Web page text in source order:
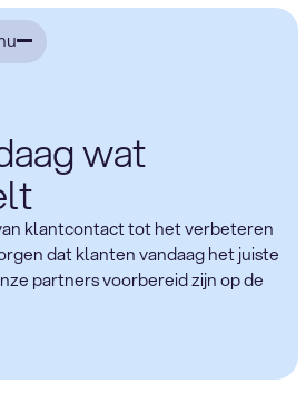
wat
klantcontact tot het verbeteren
dat klanten vandaag het juiste
partners voorbereid zijn op de